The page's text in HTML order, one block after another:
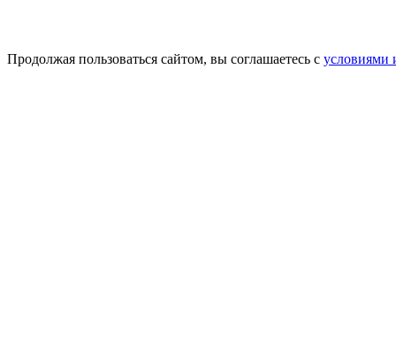
Продолжая пользоваться сайтом, вы соглашаетесь с условиями